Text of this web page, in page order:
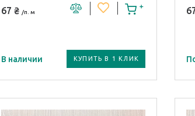
67 ₴ /п. м
В наличии КУПИТЬ В 1 КЛИК